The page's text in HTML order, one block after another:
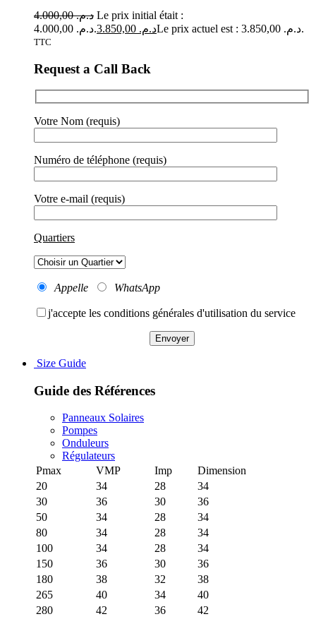
د.م.4.000,00
Le prix initial était :
د.م. 4.000,00.
د.م. Le prix actuel est : د.م. 3.850,00.
TTC
Request a Call Back
Votre Nom (requis)
Numéro de téléphone (requis)
Votre e-mail (requis)
Quartiers
Appelle WhatsApp
j'accepte les conditions générales d'utilisation du service
Size Guide
Guide des Références
Panneaux Solaires
Pompes
Onduleurs
Régulateurs
Pmax
VMP Imp
Dimension
20
34 28
34
30
36 30
36
50
34 28
34
80
34 28
34
100
34 28
34
150
36 30
36
180
38 32
38
265
40 34
40
280
42 36
42